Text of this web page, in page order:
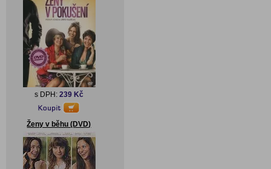
s DPH: 239 Kč
Ženy v běhu (DVD)